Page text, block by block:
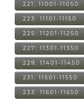
221: 11001-11050
223: 11101-11150
225: 11201-11250
227: 11301-11350
229: 11401-11450
231: 11501-11550
233: 11601-11650